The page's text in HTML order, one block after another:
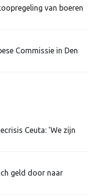
van boeren
Commissie in Den
Ceuta: 'We zijn
geld door naar